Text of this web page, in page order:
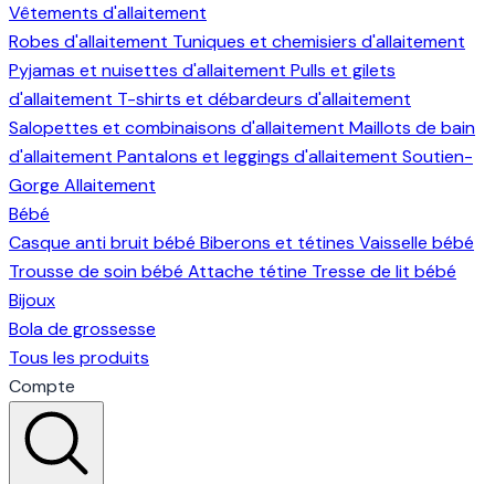
Vêtements d'allaitement
Robes d'allaitement Tuniques et chemisiers d'allaitement
Pyjamas et nuisettes d'allaitement Pulls et gilets
d'allaitement T-shirts et débardeurs d'allaitement
Salopettes et combinaisons d'allaitement Maillots de bain
d'allaitement Pantalons et leggings d'allaitement Soutien-
Gorge Allaitement
Bébé
Casque anti bruit bébé Biberons et tétines Vaisselle bébé
Trousse de soin bébé Attache tétine Tresse de lit bébé
Bijoux
Bola de grossesse
Tous les produits
Compte